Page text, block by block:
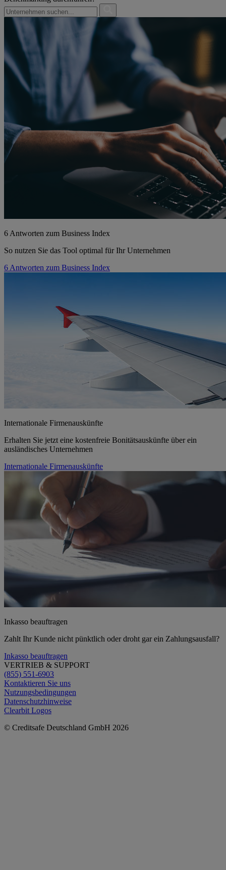
6 Antworten zum Business Index
So nutzen Sie das Tool optimal für Ihr Unternehmen
6 Antworten zum Business Index
Internationale Firmenauskünfte
Erhalten Sie jetzt eine kostenfreie Bonitätsauskünfte über ein
ausländisches Unternehmen
Internationale Firmenauskünfte
Inkasso beauftragen
Zahlt Ihr Kunde nicht pünktlich oder droht gar ein Zahlungsausfall?
Inkasso beauftragen
VERTRIEB & SUPPORT
(855) 551-6903
Kontaktieren Sie uns
Nutzungsbedingungen
Datenschutzhinweise
Clearbit Logos
© Creditsafe Deutschland GmbH 2026